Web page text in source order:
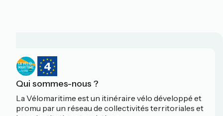
Qui sommes-nous ?
La Vélomaritime est un itinéraire vélo développé et
promu par un réseau de collectivités territoriales et